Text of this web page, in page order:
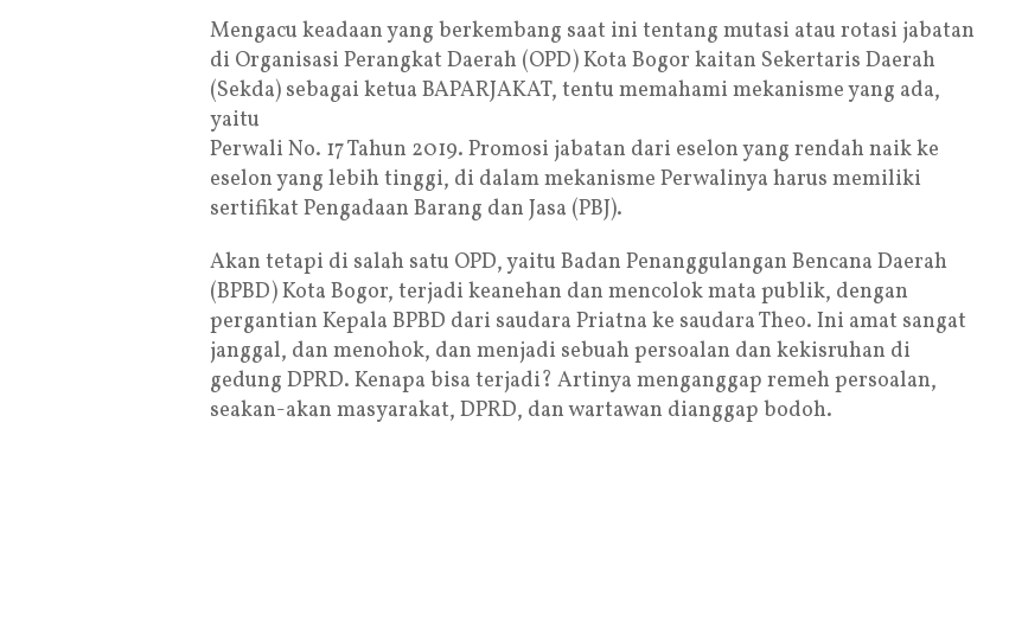
Mengacu keadaan yang berkembang saat ini tentang mutasi atau rotasi jabatan
di Organisasi Perangkat Daerah (OPD) Kota Bogor kaitan Sekertaris Daerah
(Sekda) sebagai ketua BAPARJAKAT, tentu memahami mekanisme yang ada,
yaitu
Perwali No. 17 Tahun 2019. Promosi jabatan dari eselon yang rendah naik ke
eselon yang lebih tinggi, di dalam mekanisme Perwalinya harus memiliki
sertifikat Pengadaan Barang dan Jasa (PBJ).
Akan tetapi di salah satu OPD, yaitu Badan Penanggulangan Bencana Daerah
(BPBD) Kota Bogor, terjadi keanehan dan mencolok mata publik, dengan
pergantian Kepala BPBD dari saudara Priatna ke saudara Theo. Ini amat sangat
janggal, dan menohok, dan menjadi sebuah persoalan dan kekisruhan di
gedung DPRD. Kenapa bisa terjadi? Artinya menganggap remeh persoalan,
seakan-akan masyarakat, DPRD, dan wartawan dianggap bodoh.